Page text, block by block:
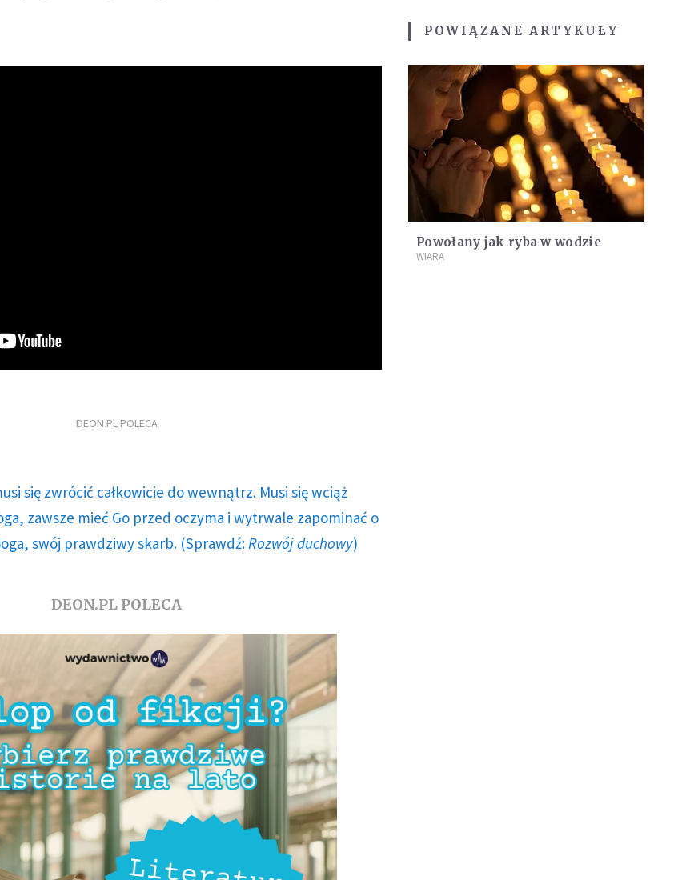
DEON.PL POLECA
się zwrócić całkowicie do wewnątrz. Musi się wciąż
zawsze mieć Go przed oczyma i wytrwale zapominać o
swój prawdziwy skarb. (Sprawdź: Rozwój duchowy)
DEON.PL POLECA
POWIĄZANE ARTYKUŁY
Powołany jak ryba w wodzie
WIARA